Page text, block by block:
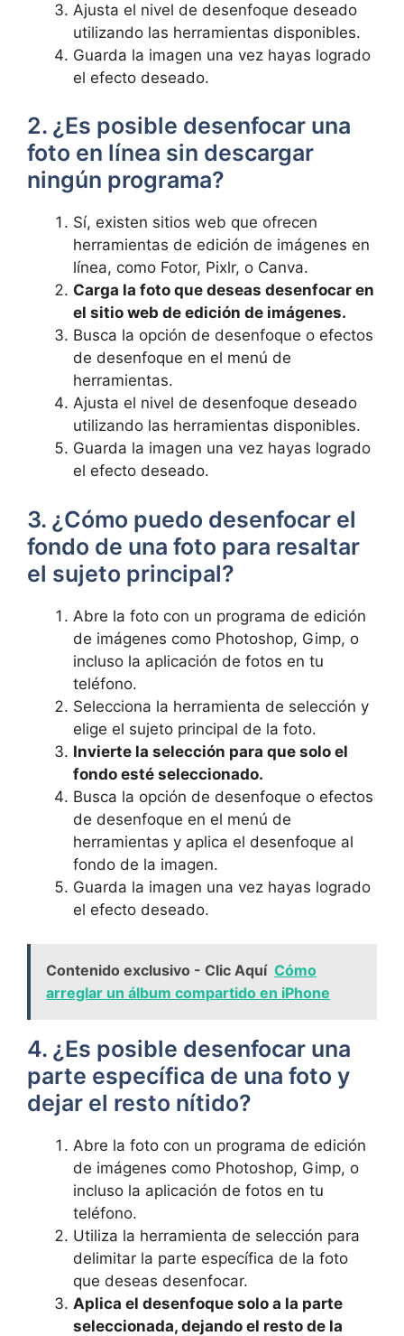
Ajusta el nivel ⁣de desenfoque deseado
utilizando⁤ las herramientas disponibles.
Guarda⁢ la imagen ⁤una vez hayas logrado
el efecto deseado.
2. ⁣¿Es posible desenfocar⁣ una
foto en ⁤línea ​sin descargar
ningún programa?
Sí,⁤ existen sitios web que⁤ ofrecen
herramientas‌ de edición de imágenes ⁣en
línea,⁣ como Fotor,​ Pixlr, o Canva.
Carga la foto que deseas desenfocar en
el sitio web de edición de imágenes.
Busca la opción de desenfoque o efectos
de desenfoque en ⁤el menú de
herramientas.
Ajusta ⁤el nivel de desenfoque deseado
⁢utilizando las herramientas disponibles.
Guarda‍ la​ imagen una​ vez hayas logrado⁤
el efecto​ deseado.
3. ¿Cómo puedo desenfocar el
fondo de una foto para resaltar
el sujeto principal?
Abre​ la foto con un programa de ⁢edición
de imágenes como Photoshop, Gimp, o
incluso la⁢ aplicación‌ de fotos en tu
teléfono.
Selecciona la herramienta de selección y
elige⁢ el sujeto principal de la foto.
Invierte la selección para que solo el
fondo esté seleccionado.
Busca la opción ⁤de⁣ desenfoque o efectos
de desenfoque en ⁤el menú de
herramientas y aplica el ‍desenfoque‍ al​
fondo ‍de​ la⁢ imagen.
Guarda la ​imagen⁣ una⁤ vez hayas logrado
⁤el efecto​ deseado.
Contenido exclusivo - Clic Aquí Cómo
arreglar un álbum compartido en iPhone
4. ¿Es posible​ desenfocar una
parte específica de ​una foto ⁤y
dejar⁤ el resto nítido?
Abre⁤ la foto con un programa de edición‌
de imágenes como ​Photoshop, Gimp, o
‍incluso la⁤ aplicación de ‌fotos‌ en tu
teléfono.
Utiliza la herramienta de selección para
delimitar la⁢ parte específica de ‌la foto
que ⁢deseas desenfocar.
Aplica el desenfoque solo a la parte
seleccionada, dejando el resto de la